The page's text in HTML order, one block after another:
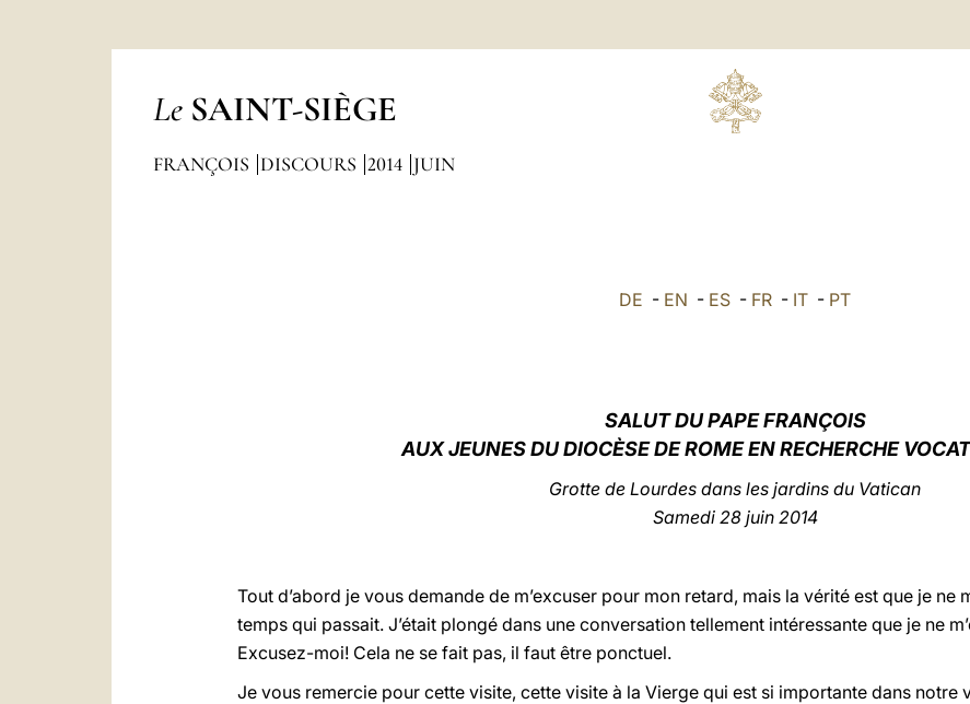
Le SAINT-SIÈGE
FRANÇOIS DISCOURS 2014 JUIN
DE - EN - ES - FR - IT - PT
SALUTDU PAPE FRANÇOIS
AUX JEUNES DU DIOCÈSE DE ROME EN RECHERCHE
Grotte de Lourdes dans les jardins du Vatican
Samedi 28 juin 2014
Tout d’abord je vous demande de m’excuser pour mon retard, mais la vérité est que je ne
temps qui passait. J’était plongé dans une conversation tellement intéressante que je ne
Excusez-moi! Cela ne se fait pas, il faut être ponctuel.
Je vous remercie pour cette visite, cette visite à la Vierge qui est si importante dans notre